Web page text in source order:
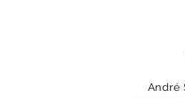
André